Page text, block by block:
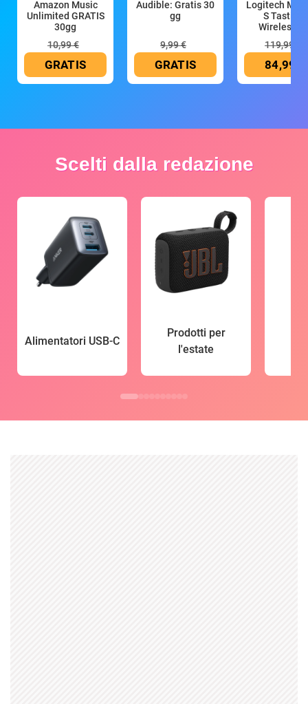
Amazon Music
Unlimited GRATIS
30gg
10,99 €
GRATIS
Audible: Gratis 30
gg
9,99 €
GRATIS
Logitech MX
S Tastiera
Wireless
119,99 €
84,99 €
Scelti dalla redazione
Alimentatori USB-C
Prodotti per
l'estate